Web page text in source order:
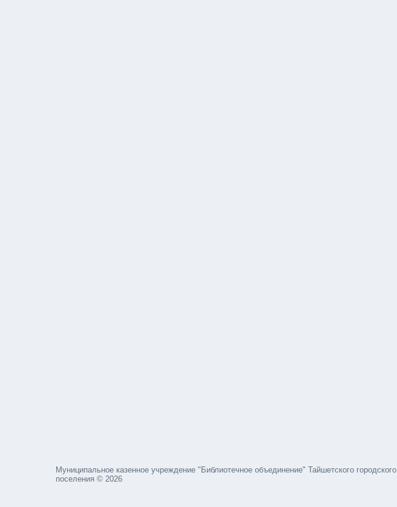
Муниципальное казенное учреждение "Библиотечное объединение" Тайшетского городского
поселения © 2026